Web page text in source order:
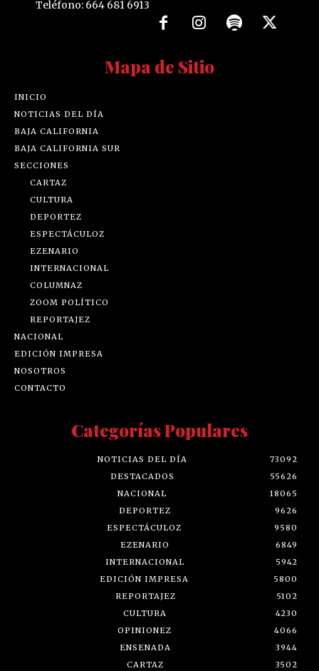
Teléfono: 664 681 6913
Mapa de Sitio
INICIO
NOTICIAS DEL DÍA
BAJA CALIFORNIA
BAJA CALIFORNIA SUR
SECCIONES
CARTAZ
CULTURA
DEPORTEZ
ESPECTÁCULOZ
EZENARIO
INTERNACIONAL
COLUMNAZ
ZOOM POLÍTICO
REPORTAJEZ
NACIONAL
EDICIÓN IMPRESA
NOSOTROS
CONTACTO
Categorías Populares
NOTICIAS DEL DÍA
73092
DESTACADOS
55626
NACIONAL
18065
DEPORTEZ
9626
ESPECTÁCULOZ
9580
EZENARIO
6849
INTERNACIONAL
5942
EDICIÓN IMPRESA
5800
REPORTAJEZ
5102
CULTURA
4230
OPINIONEZ
4066
ENSENADA
3944
CARTAZ
3502